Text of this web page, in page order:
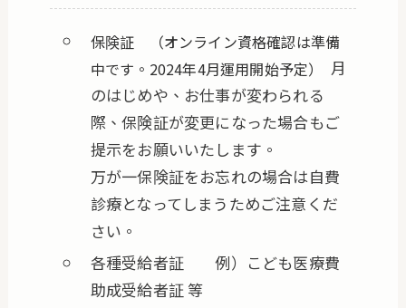
保険証 （オンライン資格確認は準備
中です。2024年4月運用開始予定）
月
のはじめや、お仕事が変わられる
際、保険証が変更になった場合もご
提示をお願いいたします。
万が一保険証をお忘れの場合は自費
診療となってしまうためご注意くだ
さい。
各種受給者証 例）こども医療費
助成受給者証 等